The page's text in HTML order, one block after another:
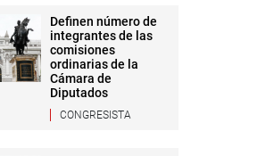
Definen número de
integrantes de las
comisiones
ordinarias de la
Cámara de
Diputados
CONGRESISTA